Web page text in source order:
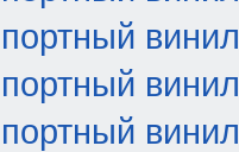
винил
винил
винил